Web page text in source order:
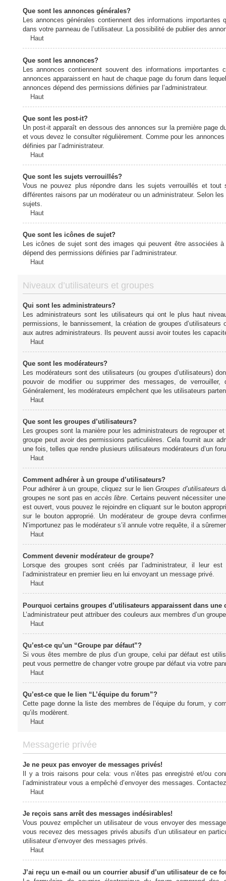
Que sont les annonces générales?
Les annonces générales contiennent des informations
dans votre panneau de l’utilisateur. La possibilité de publier des
Haut
Que sont les annonces?
Les annonces contiennent souvent des informations
annonces apparaissent en haut de chaque page du forum dans
annonces dépend des permissions définies par l’administrateur.
Haut
Que sont les post-it?
Un post-it apparaît en dessous des annonces sur la première page
et vous devez le consulter régulièrement. Comme pour les
définies par l’administrateur.
Haut
Que sont les sujets verrouillés?
Vous ne pouvez plus répondre dans les sujets verrouillés et
différentes raisons par un modérateur ou un administrateur. Selon
sujets.
Haut
Que sont les icônes de sujet?
Les icônes de sujet sont des images qui peuvent être associées
dépend des permissions définies par l’administrateur.
Haut
Niveaux d’utilisateurs et groupes
Qui sont les administrateurs?
Les administrateurs sont les utilisateurs qui ont le plus haut
permissions, le bannissement, la création de groupes
aux autres administrateurs. Ils peuvent aussi avoir toutes les
Haut
Que sont les modérateurs?
Les modérateurs sont des utilisateurs (ou groupes d’utilisateurs)
pouvoir de modifier ou supprimer des messages, de
Généralement, les modérateurs empêchent que les utilisateurs
Haut
Que sont les groupes d’utilisateurs?
Les groupes sont la manière pour les administrateurs de regrouper
groupe peut avoir des permissions particulières. Cela fournit aux
une fois, telles que rendre plusieurs utilisateurs modérateurs d’un
Haut
Comment adhérer à un groupe d’utilisateurs?
Pour adhérer à un groupe, cliquez sur le lienGroupes d’utilisateurs
groupes ne sont pas en accès libre. Certains peuvent nécessiter
est ouvert, vous pouvez le rejoindre en cliquant sur le bouton
sur le bouton approprié. Un modérateur de groupe devra
N’importunez pas le modérateur s’il annule votre requête, il a
Haut
Comment devenir modérateur de groupe?
Lorsque des groupes sont créés par l’administrateur, il leur
l’administrateur en premier lieu en lui envoyant un message privé.
Haut
Pourquoi certains groupes d’utilisateurs apparaissent dans une
L’administrateur peut attribuer des couleurs aux membres d’un
Haut
Qu’est-ce qu’un “Groupe par défaut”?
Si vous êtes membre de plus d’un groupe, celui par défaut est
peut vous permettre de changer votre groupe par défaut via votre
Haut
Qu’est-ce que le lien “L’équipe du forum”?
Cette page donne la liste des membres de l’équipe du forum, y
qu’ils modèrent.
Haut
Messagerie privée
Je ne peux pas envoyer de messages privés!
Il y a trois raisons pour cela: vous n’êtes pas enregistré et/ou
l’administrateur vous a empêché d’envoyer des messages.
Haut
Je reçois sans arrêt des messages indésirables!
Vous pouvez empêcher un utilisateur de vous envoyer des
vous recevez des messages privés abusifs d’un utilisateur en
utilisateur d’envoyer des messages privés.
Haut
J’ai reçu un e-mail ou un courrier abusif d’un utilisateur de ce